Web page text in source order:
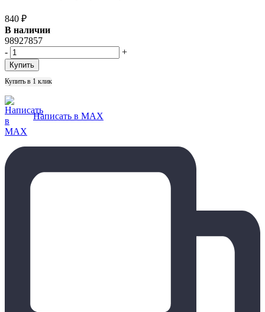
840 ₽
В наличии
98927857
-
+
Купить в 1 клик
Написать в MAX